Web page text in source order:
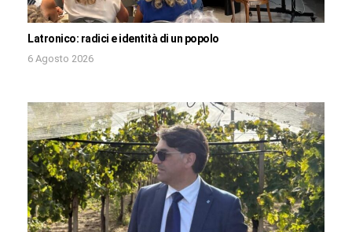
Latronico: radici e identità di un popolo
6 Agosto 2026